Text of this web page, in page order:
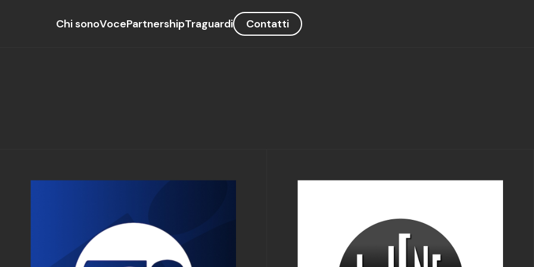
Chi sonoVocePartnershipTraguardi Contatti